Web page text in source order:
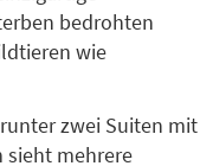
bedrohten
wie
zwei Suiten mit
sieht mehrere